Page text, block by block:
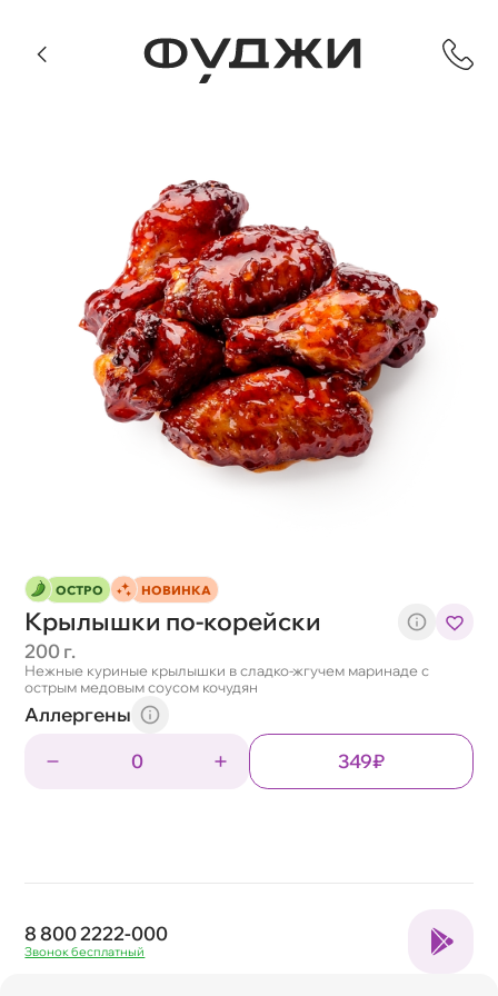
ОСТРО НОВИНКА
Крылышки по-корейски
200 г.
Нежные куриные крылышки в сладко-жгучем маринаде с
острым медовым соусом кочудян
Аллергены
0
349₽
8 800 2222-000
Звонок бесплатный